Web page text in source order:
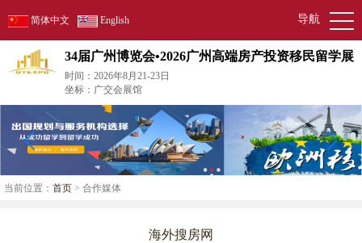
简体中文 English 导航
34届广州博览会•2026广州高端房产投资移民留学展
时间：2026年8月21-23日
坐标：广交会展馆
当前位置： 首页 > 合作媒体
海外搜房网